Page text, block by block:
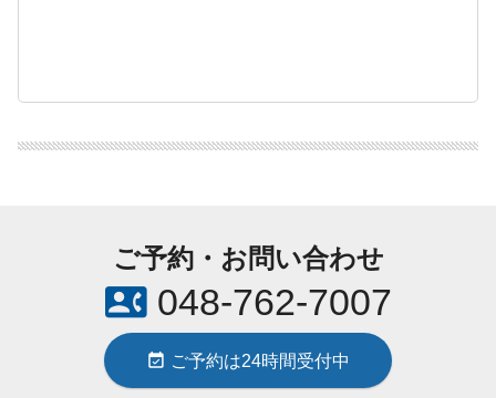
ご予約・お問い合わせ
contact_phone048-762-7007
event_available ご予約は24時間受付中